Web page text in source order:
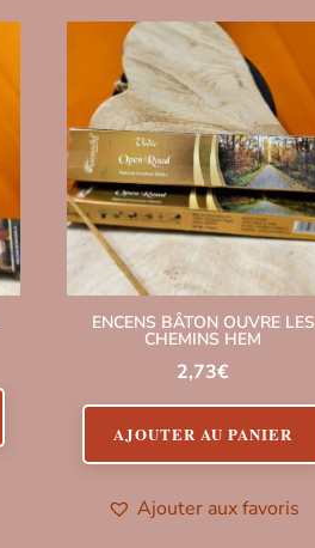
ENCENS BÂTON OUVRE LES
CHEMINS HEM
2,73€
AJOUTER AU PANIER
Ajouter aux favoris